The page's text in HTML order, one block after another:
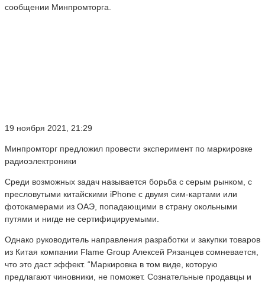
сообщении Минпромторга.
19 ноября 2021, 21:29
Минпромторг предложил провести эксперимент по маркировке
радиоэлектроники
Среди возможных задач называется борьба с серым рынком, с
пресловутыми китайскими iPhone c двумя сим-картами или
фотокамерами из ОАЭ, попадающими в страну окольными
путями и нигде не сертифицируемыми.
Однако руководитель направления разработки и закупки товаров
из Китая компании Flame Group Алексей Рязанцев сомневается,
что это даст эффект. “Маркировка в том виде, которую
предлагают чиновники, не поможет. Сознательные продавцы и